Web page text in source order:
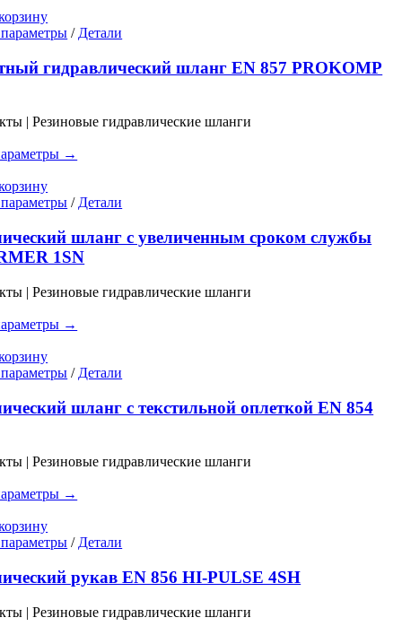
Этот
имеет
несколько
можно
на
/ Детали
гидравлический шланг EN 857 PROKOMP
| Резиновые гидравлические шланги
→
Этот
имеет
несколько
вариаций.
можно
на
/ Детали
шланг с увеличенным сроком службы
1SN
| Резиновые гидравлические шланги
→
Этот
имеет
несколько
можно
на
/ Детали
шланг с текстильной оплеткой EN 854
| Резиновые гидравлические шланги
→
Этот
имеет
несколько
Опции
/ Детали
рукав EN 856 HI-PULSE 4SH
| Резиновые гидравлические шланги